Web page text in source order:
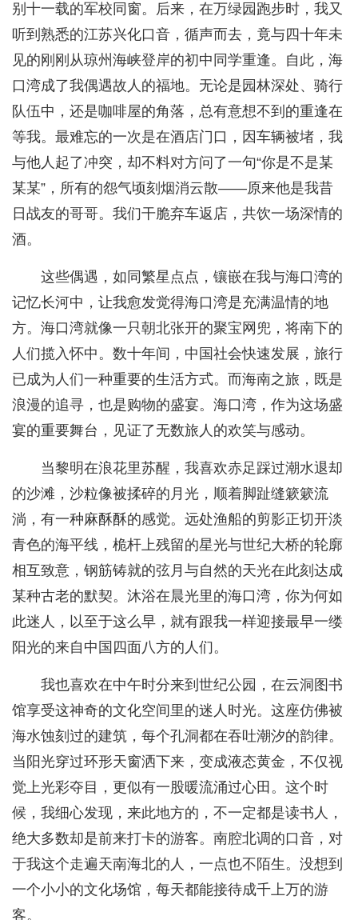
别十一载的军校同窗。后来，在万绿园跑步时，我又
听到熟悉的江苏兴化口音，循声而去，竟与四十年未
见的刚刚从琼州海峡登岸的初中同学重逢。自此，海
口湾成了我偶遇故人的福地。无论是园林深处、骑行
队伍中，还是咖啡屋的角落，总有意想不到的重逢在
等我。最难忘的一次是在酒店门口，因车辆被堵，我
与他人起了冲突，却不料对方问了一句“你是不是某
某某”，所有的怨气顷刻烟消云散——原来他是我昔
日战友的哥哥。我们干脆弃车返店，共饮一场深情的
酒。
这些偶遇，如同繁星点点，镶嵌在我与海口湾的
记忆长河中，让我愈发觉得海口湾是充满温情的地
方。海口湾就像一只朝北张开的聚宝网兜，将南下的
人们揽入怀中。数十年间，中国社会快速发展，旅行
已成为人们一种重要的生活方式。而海南之旅，既是
浪漫的追寻，也是购物的盛宴。海口湾，作为这场盛
宴的重要舞台，见证了无数旅人的欢笑与感动。
当黎明在浪花里苏醒，我喜欢赤足踩过潮水退却
的沙滩，沙粒像被揉碎的月光，顺着脚趾缝簌簌流
淌，有一种麻酥酥的感觉。远处渔船的剪影正切开淡
青色的海平线，桅杆上残留的星光与世纪大桥的轮廓
相互致意，钢筋铸就的弦月与自然的天光在此刻达成
某种古老的默契。沐浴在晨光里的海口湾，你为何如
此迷人，以至于这么早，就有跟我一样迎接最早一缕
阳光的来自中国四面八方的人们。
我也喜欢在中午时分来到世纪公园，在云洞图书
馆享受这神奇的文化空间里的迷人时光。这座仿佛被
海水蚀刻过的建筑，每个孔洞都在吞吐潮汐的韵律。
当阳光穿过环形天窗洒下来，变成液态黄金，不仅视
觉上光彩夺目，更似有一股暖流涌过心田。这个时
候，我细心发现，来此地方的，不一定都是读书人，
绝大多数却是前来打卡的游客。南腔北调的口音，对
于我这个走遍天南海北的人，一点也不陌生。没想到
一个小小的文化场馆，每天都能接待成千上万的游
客。